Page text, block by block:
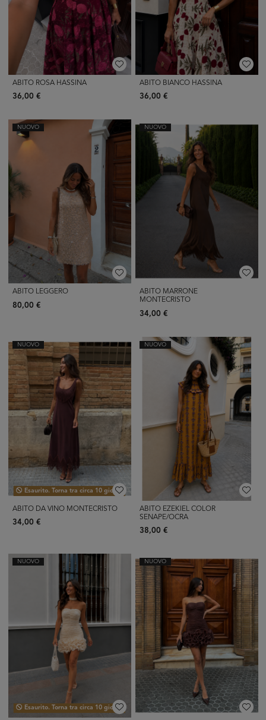
ABITO ROSA HASSINA
36,00 €
ABITO BIANCO HASSINA
36,00 €
NUOVO
ABITO LEGGERO
80,00 €
NUOVO
ABITO MARRONE
MONTECRISTO
34,00 €
NUOVO
Esaurito. Torna tra circa 10 giorni.
ABITO DA VINO MONTECRISTO
34,00 €
NUOVO
ABITO EZEKIEL COLOR
SENAPE/OCRA
38,00 €
NUOVO
Esaurito. Torna tra circa 10 giorni.
NUOVO